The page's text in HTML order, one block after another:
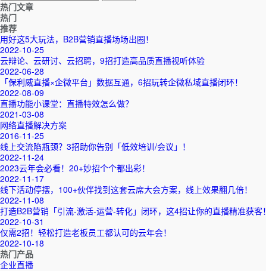
热门文章
热门
推荐
用好这5大玩法，B2B营销直播场场出圈！
2022-10-25
云辩论、云研讨、云招聘，9招打造高品质直播视听体验
2022-06-28
「保利威直播×企微平台」数据互通，6招玩转企微私域直播闭环！
2022-08-09
直播功能小课堂：直播特效怎么做？
2021-03-08
网络直播解决方案
2016-11-25
线上交流陷瓶颈？3招助你告别「低效培训/会议」！
2022-11-24
2023云年会必看！20+妙招个个都出彩！
2022-11-17
线下活动停摆，100+伙伴找到这套云席大会方案，线上效果翻几倍！
2022-11-08
打造B2B营销「引流-激活-运营-转化」闭环，这4招让你的直播精准获客！
2022-10-31
仅需2招！轻松打造老板员工都认可的云年会！
2022-10-18
热门产品
企业直播